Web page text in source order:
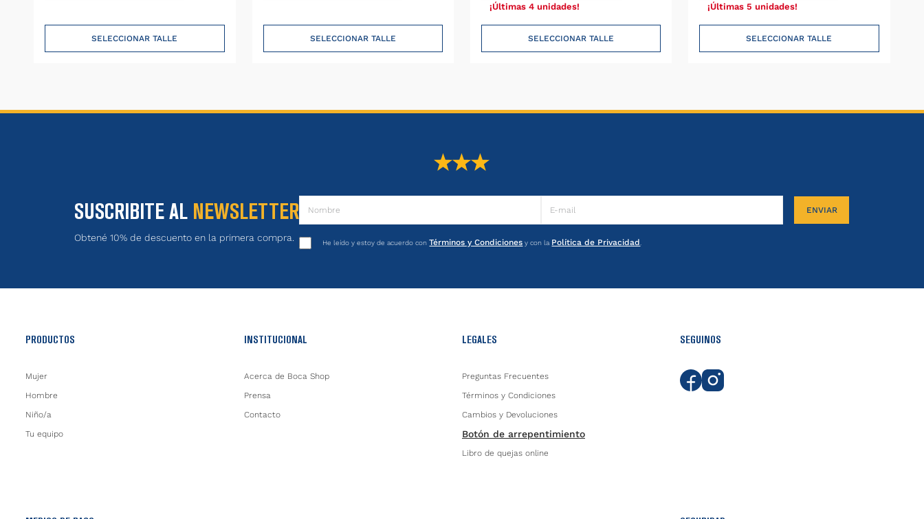
SELECCIONAR TALLE SELECCIONAR TALLE
¡Últimas 4 unidades!
SELECCIONAR TALLE
¡Últimas 5 unidades!
SELECCIONAR TALLE
SUSCRIBITE AL NEWSLETTER
Obtené 10% de descuento en la primera compra.
ENVIAR
He leído y estoy de acuerdo conTérminos y Condiciones y con la Política de Privacidad
PRODUCTOS
Mujer
Hombre
Niño/a
Tu equipo
INSTITUCIONAL
Acerca de Boca Shop
Prensa
Contacto
LEGALES
Preguntas Frecuentes
Términos y Condiciones
Cambios y Devoluciones
Botón de arrepentimiento
Libro de quejas online
SEGUINOS